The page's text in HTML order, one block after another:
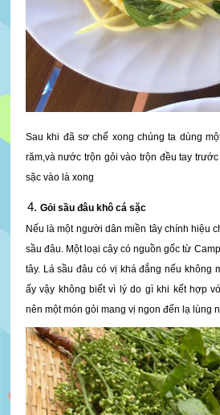
Sau khi đã sơ chế xong chúng ta dùng
răm,và nước trộn gỏi vào trộn đều tay
sặc vào là xong
Gỏi sầu đâu khô cá sặc
Nếu là một người dân miền tây chính hiệu
sầu đâu. Một loại cây có nguồn gốc từ
tây. Lá sầu đâu có vị khá đắng nếu không
ấy vậy không biết vì lý do gì khi kết hợp
nên một món gỏi mang vị ngon đến lạ lùng